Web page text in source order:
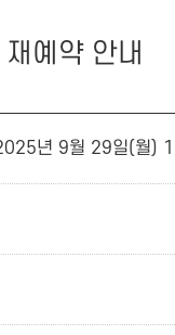
예약 안내
년 9월 29일(월)